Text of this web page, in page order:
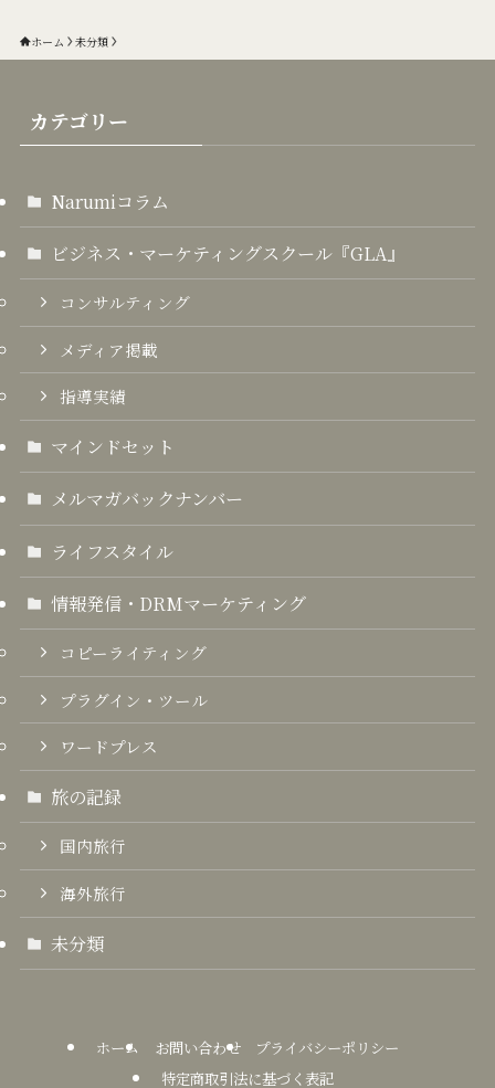
ホーム 未分類
カテゴリー
Narumiコラム
ビジネス・マーケティングスクール『GLA』
コンサルティング
メディア掲載
指導実績
マインドセット
メルマガバックナンバー
ライフスタイル
情報発信・DRMマーケティング
コピーライティング
プラグイン・ツール
ワードプレス
旅の記録
国内旅行
海外旅行
未分類
ホーム お問い合わせ
プライバシーポリシー
特定商取引法に基づく表記